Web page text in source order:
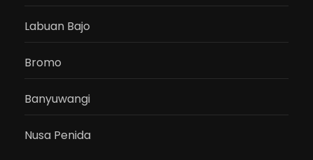
Labuan Bajo
Bromo
Banyuwangi
Nusa Penida